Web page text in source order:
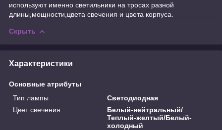
используют именно светильники на тросах разной
длины,мощности,цвета свечения и цвета корпуса.
Скрыть
Характеристики
Основные атрибуты
Тип лампы
Светодиодная
Цвет свечения
Белый-нейтральный/
Теплый-желтый/Белый-
холодный